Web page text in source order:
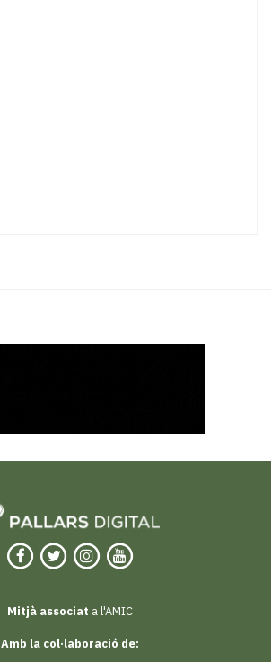
Mitjà associat a l'AMIC
Amb la col·laboració de: